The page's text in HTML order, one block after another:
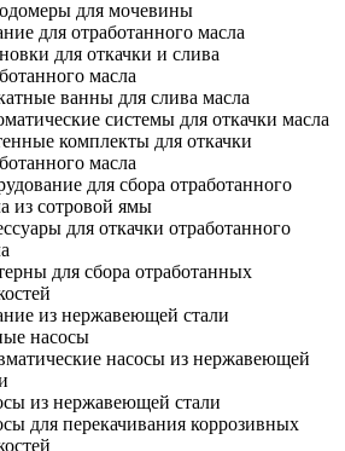
для мочевины
для отработанного масла
для откачки и слива
масла
ванны для слива масла
системы для откачки масла
комплекты для откачки
масла
для сбора отработанного
из сотровой ямы
для откачки отработанного
для сбора отработанных
из нержавеющей стали
насосы
насосы из нержавеющей
из нержавеющей стали
для перекачивания коррозивных